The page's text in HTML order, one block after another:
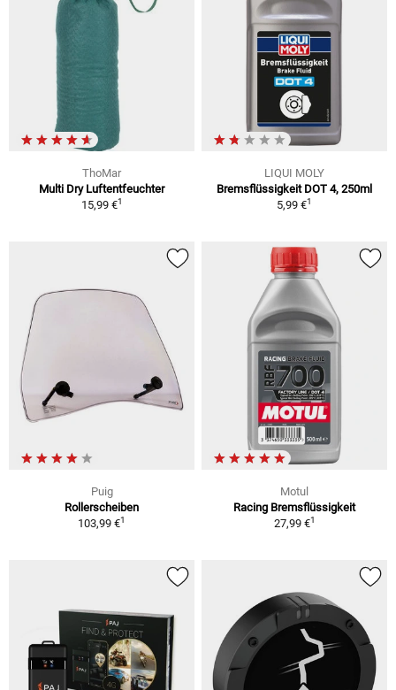
ThoMar
Multi Dry Luftentfeuchter
15,99 €1
LIQUI MOLY
Bremsflüssigkeit DOT 4, 250ml
5,99 €1
Puig
Rollerscheiben
103,99 €1
Motul
Racing Bremsflüssigkeit
27,99 €1